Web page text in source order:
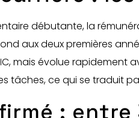
débutante, la
aux deux premières
mais évolue rapidement
tâches, ce qui se traduit
: entre